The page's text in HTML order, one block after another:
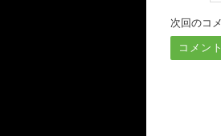
次回のコ